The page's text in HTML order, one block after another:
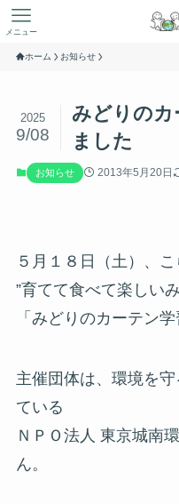
メニュー
ホーム お知らせ
みどりのカ
ました
2025
9/08
お知らせ 2013年5月20日
５月１８日（土）、
”育てて食べて楽しい
「みどりのカーテン
主催団体は、環境を
ている
ＮＰＯ法人 東京城南
ん。